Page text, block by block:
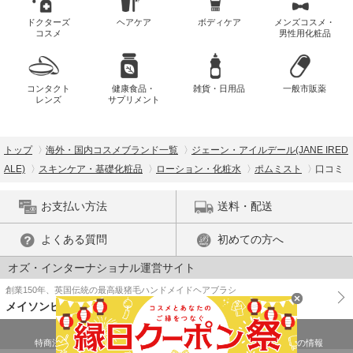
ドクターズ
コスメ
ヘアケア ボディケア
メンズコスメ・
男性用化粧品
コンタクト
レンズ
健康食品・
サプリメント
雑貨・日用品 一般市販薬
トップ 海外・国内コスメブランド一覧
ジェーン・アイルデール(JANE IRED
ALE)
スキンケア・基礎化粧品 ローション・化粧水 ポムミスト 口コミ
お支払い方法 送料・配送
よくある質問 初めての方へ
オズ・インターナショナル運営サイト
創業150年、英国伝統の最高級猪毛ハンドメイドヘアブラシ
メイソンピアソン
特商法に基づく表示 プライバシーポリシー
医薬品販売許可証の情報